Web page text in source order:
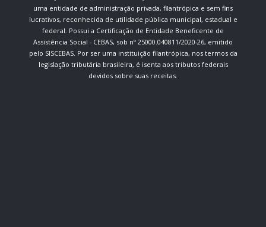
uma entidade de administração privada, filantrópica e sem fins
lucrativos, reconhecida de utilidade pública municipal, estadual e
federal. Possui a Certificação de Entidade Beneficente de
Assistência Social - CEBAS, sob nº 25000.040811/2020-26, emitido
pelo SISCEBAS. Por ser uma instituição filantrópica, nos termos da
legislação tributária brasileira, é isenta aos tributos federais
devidos sobre suas receitas.